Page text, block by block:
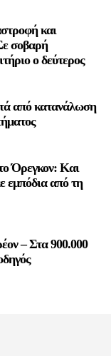
και
σοβαρή
ο δεύτερος
από κατανάλωση
Όρεγκον: Και
εμπόδια από τη
– Στα 900.000